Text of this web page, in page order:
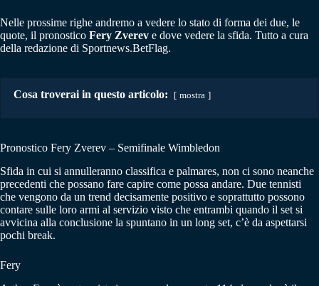
Nelle prossime righe andremo a vedere lo stato di forma dei due, le
quote, il pronostico Fery Zverev e dove vedere la sfida. Tutto a cura
della redazione di Sportnews.BetFlag.
Cosa troverai in questo articolo: mostra
Pronostico Fery Zverev – Semifinale Wimbledon
Sfida in cui si annulleranno classifica e palmares, non ci sono neanche
precedenti che possano fare capire come possa andare. Due tennisti
che vengono da un trend decisamente positivo e soprattutto possono
contare sulle loro armi al servizio visto che entrambi quando il set si
avvicina alla conclusione la spuntano in un long set, c’è da aspettarsi
pochi break.
Fery